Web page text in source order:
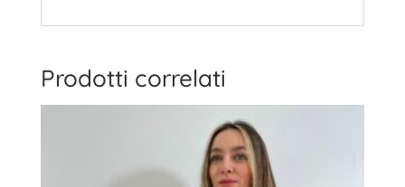
Prodotti correlati